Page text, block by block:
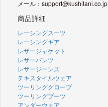
メール：support@kushitani.co.jp
商品詳細
レーシングスーツ
レーシングギア
レザージャケット
レザーパンツ
レザージーンズ
テキスタイルウェア
ツーリンググローブ
ツーリングブーツ
アンダーウェア